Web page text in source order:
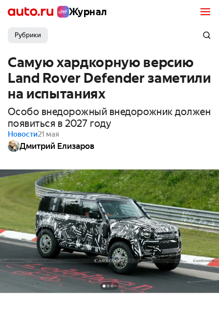
Журнал
Рубрики
Самую хардкорную версию
Land Rover Defender заметили
на испытаниях
Особо внедорожный внедорожник должен
появиться в 2027 году
Новости21 мая
Дмитрий Елизаров